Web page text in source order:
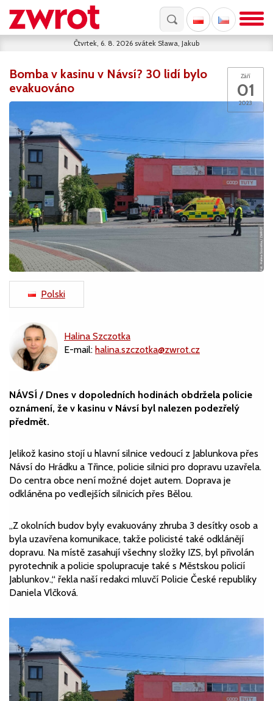
Čtvrtek, 6. 8. 2026 svátek Sława, Jakub
Září
01
2023
Bomba v kasinu v Návsí? 30 lidí bylo
evakuováno
Polski
Halina Szczotka
E-mail: halina.szczotka@zwrot.cz
NÁVSÍ / Dnes v dopoledních hodinách obdržela policie
oznámení, že v kasinu v Návsí byl nalezen podezřelý
předmět.
Jelikož kasino stojí u hlavní silnice vedoucí z Jablunkova přes
Návsí do Hrádku a Třince, policie silnici pro dopravu uzavřela.
Do centra obce není možné dojet autem. Doprava je
odkláněna po vedlejších silnicích přes Bělou.
„Z okolních budov byly evakuovány zhruba 3 desítky osob a
byla uzavřena komunikace, takže policisté také odklánějí
dopravu. Na místě zasahují všechny složky IZS, byl přivolán
pyrotechnik a policie spolupracuje také s Městskou policií
Jablunkov.,“ řekla naší redakci mluvčí Policie České republiky
Daniela Vlčková.